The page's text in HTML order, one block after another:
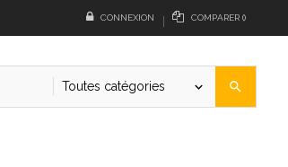
CONNEXION COMPARER ()
Toutes catégories keyboard_arrow_down search